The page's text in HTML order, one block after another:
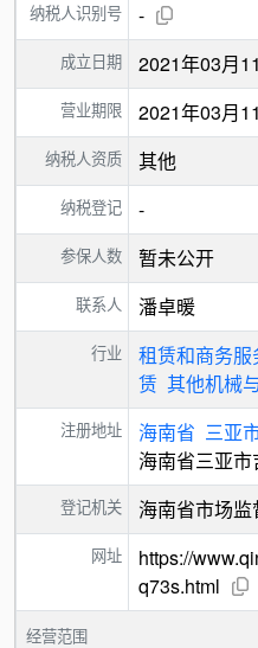
纳税人识别号 -
成立日期 2021年03月
营业期限 2021年03月
纳税人资质 其他
纳税登记 -
参保人数 暂未公开
联系人 潘卓暖
行业 租赁和商务服
赁 其他机械
注册地址 海南省 三亚
海南省三亚
登记机关 海南省市场监
网址
https://
q73s.html
经营范围